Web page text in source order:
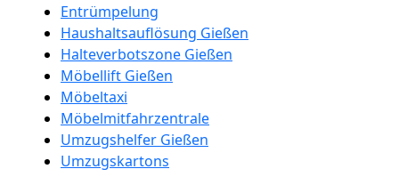
Entrümpelung
Haushaltsauflösung Gießen
Halteverbotszone Gießen
Möbellift Gießen
Möbeltaxi
Möbelmitfahrzentrale
Umzugshelfer Gießen
Umzugskartons